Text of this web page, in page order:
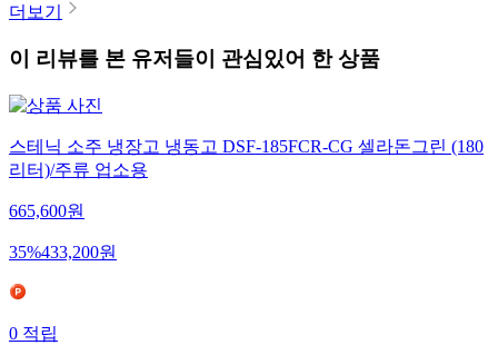
더보기
이 리뷰를 본 유저들이 관심있어 한 상품
스테닉 소주 냉장고 냉동고 DSF-185FCR-CG 셀라돈그린 (180
리터)/주류 업소용
665,600원
35%433,200원
0 적립